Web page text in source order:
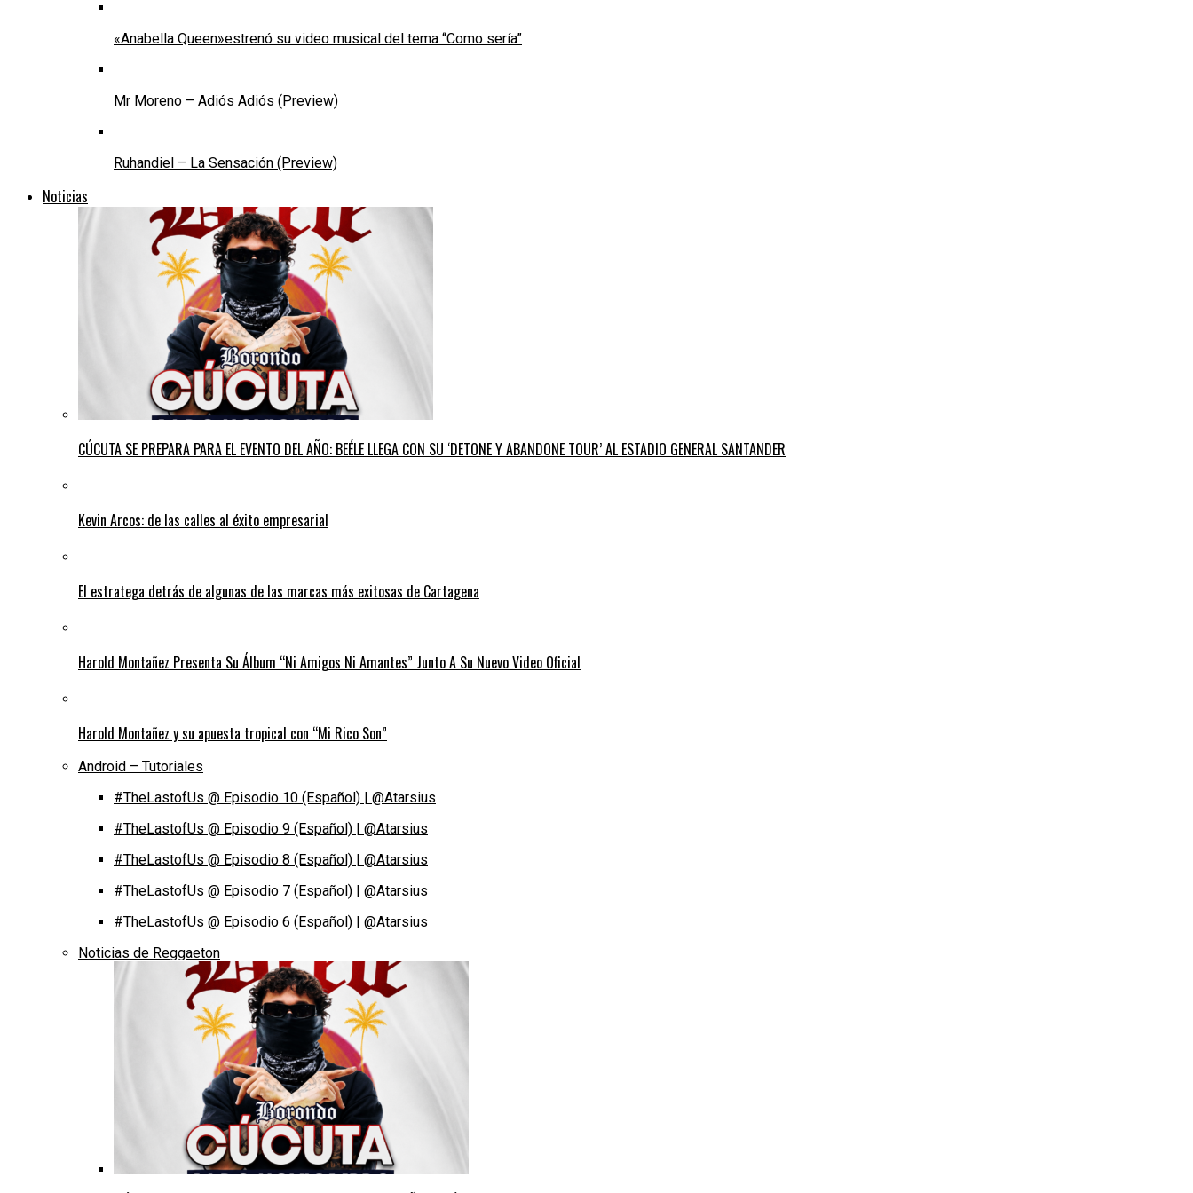
«Anabella Queen»estrenó su video musical del tema “Como sería”
Mr Moreno – Adiós Adiós (Preview)
Ruhandiel – La Sensación (Preview)
Noticias
CÚCUTA SE PREPARA PARA EL EVENTO DEL AÑO: BEÉLE LLEGA CON SU ‘DETONE Y ABANDONE TOUR’ AL ESTADIO GENERAL SANTANDER
Kevin Arcos: de las calles al éxito empresarial
El estratega detrás de algunas de las marcas más exitosas de Cartagena
Harold Montañez Presenta Su Álbum “Ni Amigos Ni Amantes” Junto A Su Nuevo Video Oficial
Harold Montañez y su apuesta tropical con “Mi Rico Son”
Android – Tutoriales
#TheLastofUs @ Episodio 10 (Español) | @Atarsius
#TheLastofUs @ Episodio 9 (Español) | @Atarsius
#TheLastofUs @ Episodio 8 (Español) | @Atarsius
#TheLastofUs @ Episodio 7 (Español) | @Atarsius
#TheLastofUs @ Episodio 6 (Español) | @Atarsius
Noticias de Reggaeton